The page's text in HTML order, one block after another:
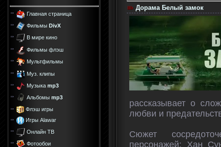
Главная страница
Фильмы DivX
В мире кино
Фильмы флэш
Мультфильмы
Муз. клипы
Музыка mp3
Альбомы mp3
Флэш игры
Игры Alawar
Онлайн ТВ
Фотообои
Дорама Белый замок
рассказывает о
любви и
Сюжет
персонажей: Хан